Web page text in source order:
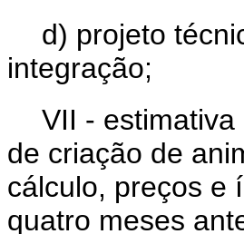
d) projeto
integração;
VII -
de criação de
cálculo, preços e
quatro meses